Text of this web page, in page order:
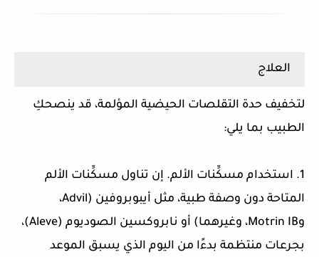
العلاج
لتخفيف حدة التقلصات الحيضية المؤلمة، قد ينصحكِ
الطبيب بما يلي:
1. استخدام مسكِّنات الألم. إن تناول مسكِّنات الألم
المتاحة دون وصفة طبية، مثل أيبوبروفين (Advil،
وMotrin IB، وغيرهما) أو نابروكسين الصوديوم (Aleve)،
بجرعات منتظمة بدءًا من اليوم الذي يسبق الموعد